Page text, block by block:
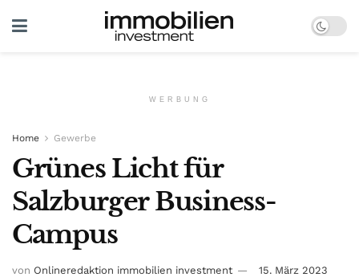
WERBUNG
Home Gewerbe
Grünes Licht für
Salzburger Business-
Campus
von Onlineredaktion immobilien investment 15. März 2023